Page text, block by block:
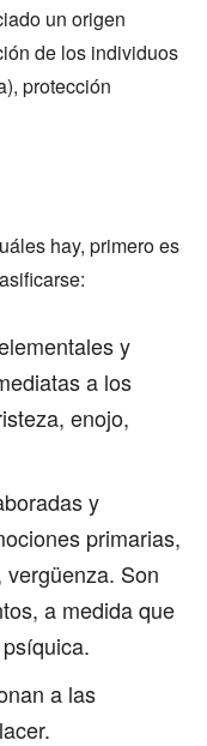
un origen
de los individuos
protección
hay, primero es
y
a los
enojo,
y
primarias,
Son
a medida que
a las